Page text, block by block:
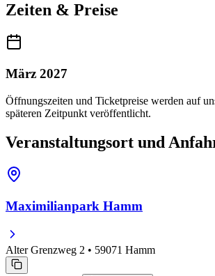
Zeiten & Preise
März 2027
Öffnungszeiten und Ticketpreise werden auf
späteren Zeitpunkt veröffentlicht.
Veranstaltungsort und
Maximilianpark Hamm
Alter Grenzweg 2 • 59071 Hamm